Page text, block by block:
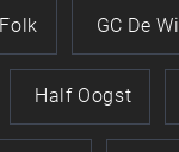
Folk GC De
Half Oogst